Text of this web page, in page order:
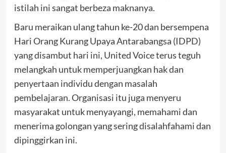
istilah ini sangat berbeza maknanya.
Baru meraikan ulang tahun ke-20 dan bersempena
Hari Orang Kurang Upaya Antarabangsa (IDPD)
yang disambut hari ini, United Voice terus teguh
melangkah untuk memperjuangkan hak dan
penyertaan individu dengan masalah
pembelajaran. Organisasi itu juga menyeru
masyarakat untuk menyayangi, memahami dan
menerima golongan yang sering disalahfahami dan
dipinggirkan ini.